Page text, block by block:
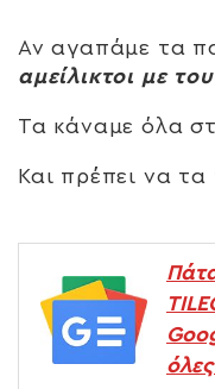
Αν αγαπάμε τα
αμείλικτοι με
Τα κάναμε όλα
Και πρέπει να